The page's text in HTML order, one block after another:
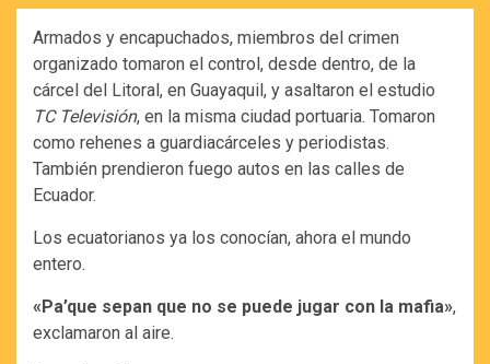
Armados y encapuchados, miembros del crimen
organizado tomaron el control, desde dentro, de la
cárcel del Litoral, en Guayaquil, y asaltaron el estudio
TC Televisión, en la misma ciudad portuaria. Tomaron
como rehenes a guardiacárceles y periodistas.
También prendieron fuego autos en las calles de
Ecuador.
Los ecuatorianos ya los conocían, ahora el mundo
entero.
«Pa’que sepan que no se puede jugar con la mafia»,
exclamaron al aire.